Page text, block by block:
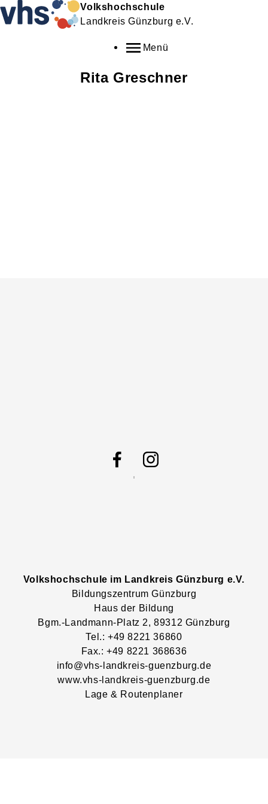
Volkshochschule
Landkreis Günzburg e.V.
Menü
Rita Greschner
Volkshochschule im Landkreis Günzburg e.V.
Bildungszentrum Günzburg
Haus der Bildung
Bgm.-Landmann-Platz 2, 89312 Günzburg
Tel.: +49 8221 36860
Fax.: +49 8221 368636
info@vhs-landkreis-guenzburg.de
www.vhs-landkreis-guenzburg.de
Lage & Routenplaner